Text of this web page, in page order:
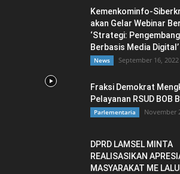
Kemenkominfo-
akan Gelar Webinar
‘Strategi:
Berbasis Media Digital’
News September 16, 2022
Fraksi Demokrat
Pelayanan RSUD BOB
Parlementaria November
DPRD LAMSEL MINTA
REALISASIKAN
MASYARAKAT ME